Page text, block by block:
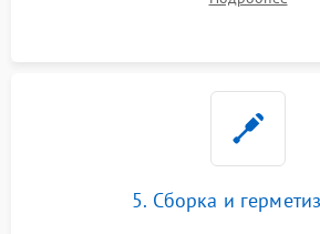
дорожек. Очистка контактов и
5. Сборка и